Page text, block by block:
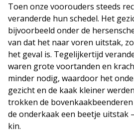
Toen onze voorouders steeds
veranderde hun schedel. Het
bijvoorbeeld onder de
van dat het naar voren uitstak,
het geval is. Tegelijkertijd
waren grote voortanden en
minder nodig, waardoor het
gezicht en de kaak kleiner
trokken de
de onderkaak een beetje uitstak
kin.